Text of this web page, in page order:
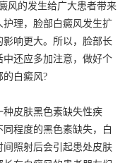
风的发生给广大患者带来
护理，脸部白癜风发生扩
响更大。所以，脸部长
中还应多加注意，做好个
的白癜风?
皮肤黑色素缺失性疾
程度的黑色素缺失，白
照射后会引起患处皮肤